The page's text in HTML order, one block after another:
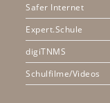
Safer Internet
Expert.Schule
digiTNMS
Schulfilme/Videos